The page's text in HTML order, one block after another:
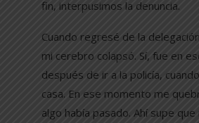
fin, interpusimos la denuncia.
Cuando regresé de la
mi cerebro colapsó. Sí, fue en
después de ir a la policía,
casa. En ese momento me
algo había pasado. Ahí supe